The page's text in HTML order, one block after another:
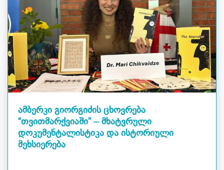
ამბერკი გიორგიძის ცხოვრება
“თვითმარქვიაში” – მხატვრული
დოკუმენტალისტიკა და ისტორიული
მეხსიერება